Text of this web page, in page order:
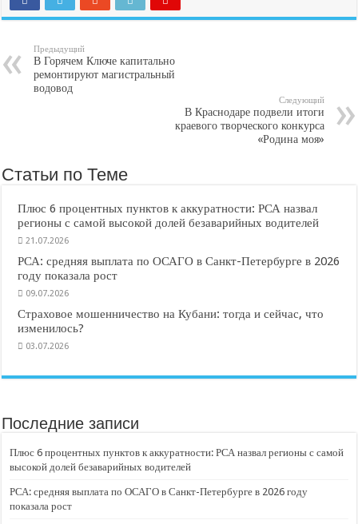
Предыдущий
В Горячем Ключе капитально
ремонтируют магистральный
водовод
Следующий
В Краснодаре подвели итоги
краевого творческого конкурса
«Родина моя»
Статьи по Теме
Плюс 6 процентных пунктов к аккуратности: РСА назвал
регионы с самой высокой долей безаварийных водителей
21.07.2026
РСА: средняя выплата по ОСАГО в Санкт-Петербурге в 2026
году показала рост
09.07.2026
Страховое мошенничество на Кубани: тогда и сейчас, что
изменилось?
03.07.2026
Последние записи
Плюс 6 процентных пунктов к аккуратности: РСА назвал регионы с самой
высокой долей безаварийных водителей
РСА: средняя выплата по ОСАГО в Санкт-Петербурге в 2026 году
показала рост